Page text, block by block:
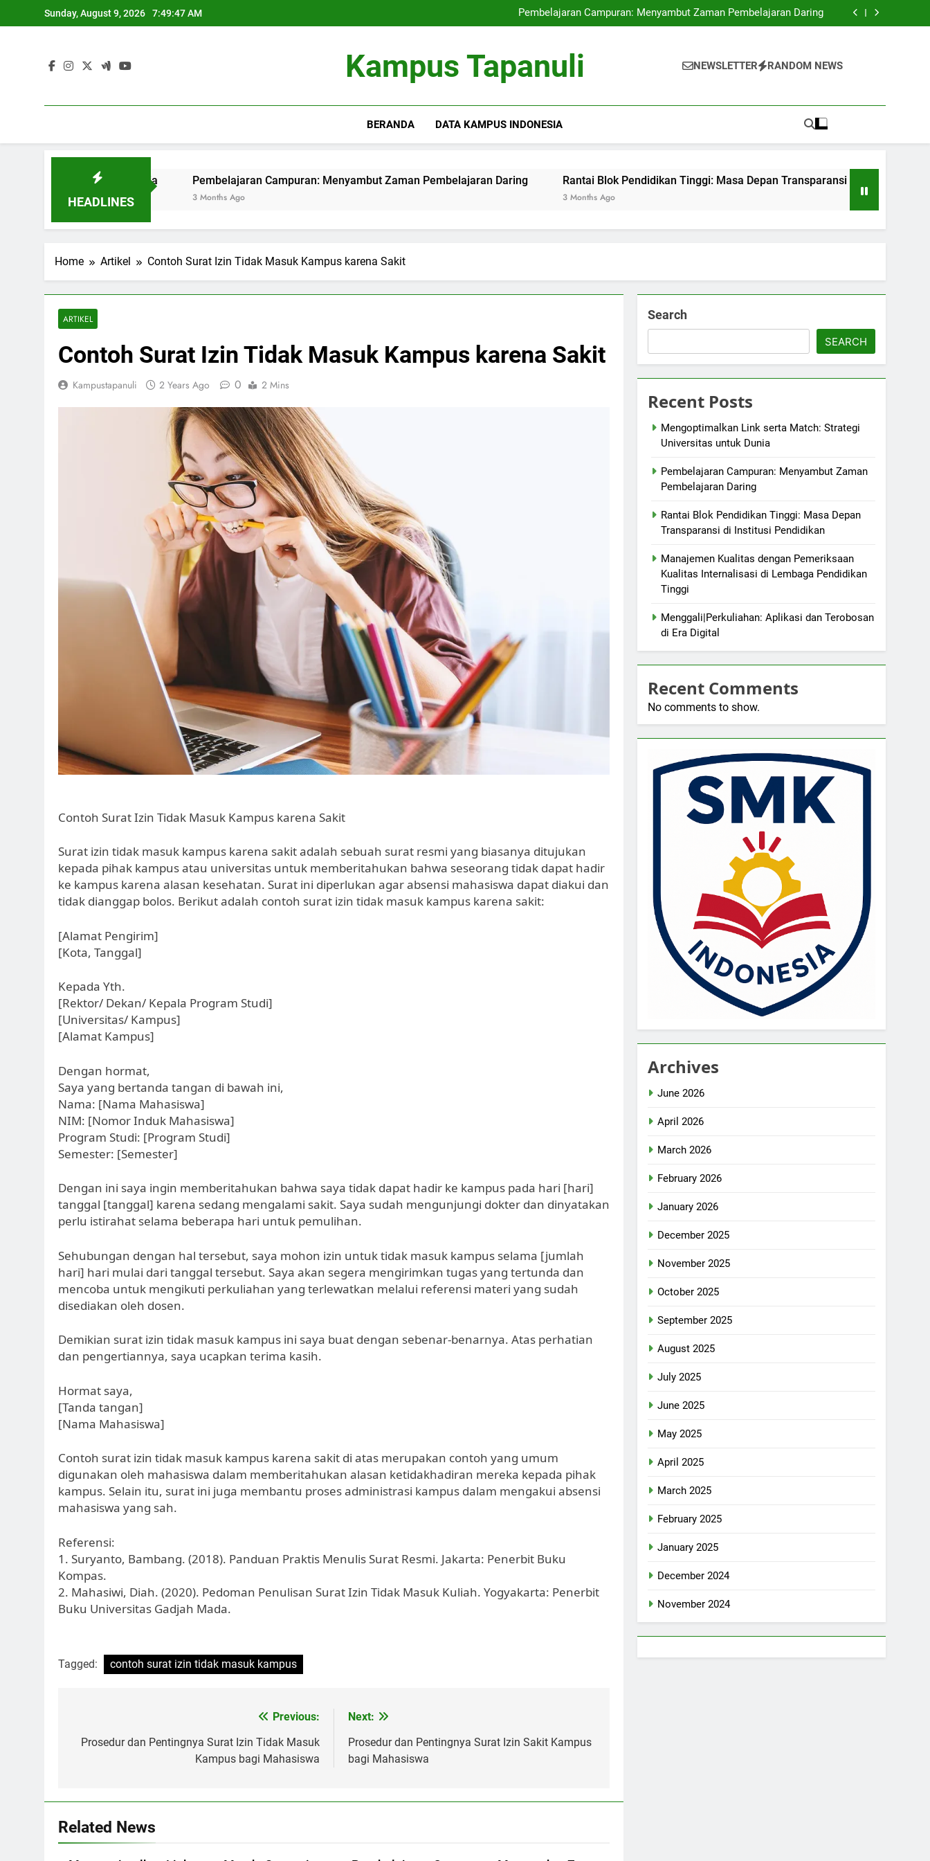
to
Sunday, August 9, 2026 7:49:48 AM
Pembelajaran Campuran: Menyambut Zaman Pembelajaran Daring
Rantai Blok Pendidikan Tinggi: Masa Depan Transparansi di Institusi
Pembelajaran Campuran: Menyambut Zaman Pembelajaran Daring
Rantai Blok Pendidikan Tinggi: Masa Depan Transparansi di Institusi
Kampus Tapanuli NEWSLETTER RANDOM NEWS
BERANDA DATA KAMPUS INDONESIA
HEADLINES
untuk Dunia Pembelajaran Campuran: Menyambut Zaman Pembelajaran Daring
3 Months Ago
Rantai Blok Pendidikan Tinggi: Masa Depan Transparansi di Institusi Pendidikan
Home Artikel Contoh Surat Izin Tidak Masuk Kampus karena Sakit
ARTIKEL
Contoh Surat Izin Tidak Masuk Kampus karena Sakit
Kampustapanuli 2 Years Ago 0 2 Mins
Contoh Surat Izin Tidak Masuk Kampus karena Sakit
Surat izin tidak masuk kampus karena sakit adalah sebuah surat resmi yang biasanya ditujukan
kepada pihak kampus atau universitas untuk memberitahukan bahwa seseorang tidak dapat hadir
ke kampus karena alasan kesehatan. Surat ini diperlukan agar absensi mahasiswa dapat diakui dan
tidak dianggap bolos. Berikut adalah contoh surat izin tidak masuk kampus karena sakit:
[Alamat Pengirim]
[Kota, Tanggal]
Kepada Yth.
[Rektor/ Dekan/ Kepala Program Studi]
[Universitas/ Kampus]
[Alamat Kampus]
Dengan hormat,
Saya yang bertanda tangan di bawah ini,
Nama: [Nama Mahasiswa]
NIM: [Nomor Induk Mahasiswa]
Program Studi: [Program Studi]
Semester: [Semester]
Dengan ini saya ingin memberitahukan bahwa saya tidak dapat hadir ke kampus pada hari [hari]
tanggal [tanggal] karena sedang mengalami sakit. Saya sudah mengunjungi dokter dan dinyatakan
perlu istirahat selama beberapa hari untuk pemulihan.
Sehubungan dengan hal tersebut, saya mohon izin untuk tidak masuk kampus selama [jumlah
hari] hari mulai dari tanggal tersebut. Saya akan segera mengirimkan tugas yang tertunda dan
mencoba untuk mengikuti perkuliahan yang terlewatkan melalui referensi materi yang sudah
disediakan oleh dosen.
Demikian surat izin tidak masuk kampus ini saya buat dengan sebenar-benarnya. Atas perhatian
dan pengertiannya, saya ucapkan terima kasih.
Hormat saya,
[Tanda tangan]
[Nama Mahasiswa]
Contoh surat izin tidak masuk kampus karena sakit di atas merupakan contoh yang umum
digunakan oleh mahasiswa dalam memberitahukan alasan ketidakhadiran mereka kepada pihak
kampus. Selain itu, surat ini juga membantu proses administrasi kampus dalam mengakui absensi
mahasiswa yang sah.
Referensi:
1. Suryanto, Bambang. (2018). Panduan Praktis Menulis Surat Resmi. Jakarta: Penerbit Buku
Kompas.
2. Mahasiwi, Diah. (2020). Pedoman Penulisan Surat Izin Tidak Masuk Kuliah. Yogyakarta: Penerbit
Buku Universitas Gadjah Mada.
Tagged: contoh surat izin tidak masuk kampus
navigation
Previous:
Prosedur dan Pentingnya Surat Izin Tidak Masuk
Kampus bagi Mahasiswa
Next:
Prosedur dan Pentingnya Surat Izin Sakit Kampus
bagi Mahasiswa
Related News
Search
SEARCH
Recent Posts
Mengoptimalkan Link serta Match: Strategi
Universitas untuk Dunia
Pembelajaran Campuran: Menyambut Zaman
Pembelajaran Daring
Rantai Blok Pendidikan Tinggi: Masa Depan
Transparansi di Institusi Pendidikan
Manajemen Kualitas dengan Pemeriksaan
Kualitas Internalisasi di Lembaga Pendidikan
Tinggi
Menggali|Perkuliahan: Aplikasi dan Terobosan
di Era Digital
Recent Comments
No comments to show.
Archives
June 2026
April 2026
March 2026
February 2026
January 2026
December 2025
November 2025
October 2025
September 2025
August 2025
July 2025
June 2025
May 2025
April 2025
March 2025
February 2025
January 2025
December 2024
November 2024